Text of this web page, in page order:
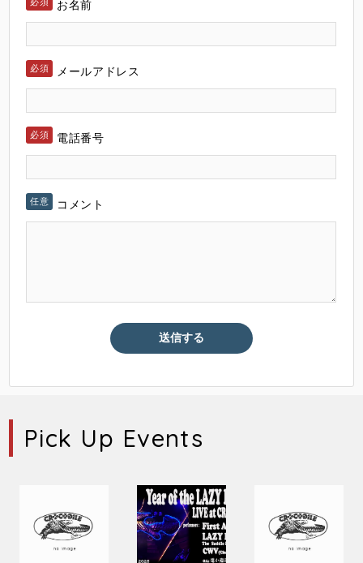
お名前
メールアドレス
電話番号
コメント
Pick Up Events